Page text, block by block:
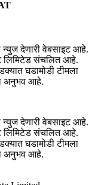
न्युज देणारी वेबसाइट आहे.
लिमिटेड संचलित आहे.
घडामोडी टीमला
अनुभव आहे.
न्युज देणारी वेबसाइट आहे.
लिमिटेड संचलित आहे.
घडामोडी टीमला
अनुभव आहे.